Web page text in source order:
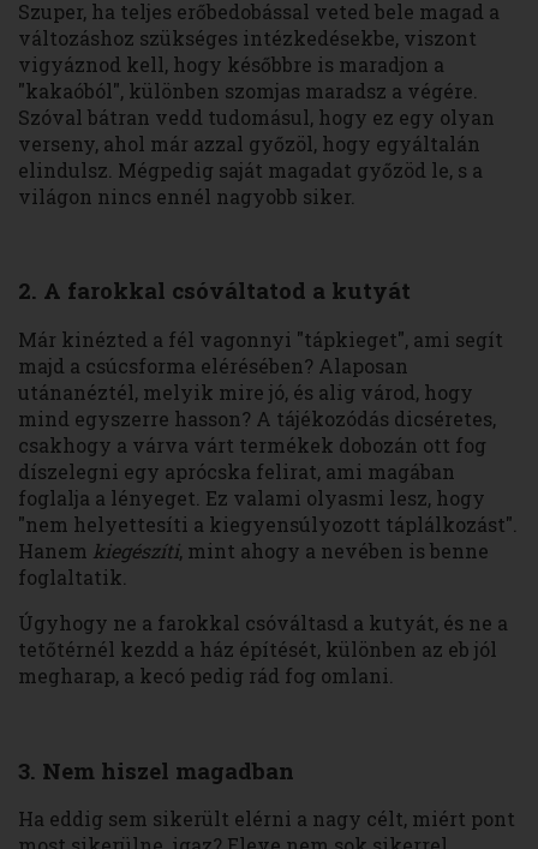
Szuper, ha teljes erőbedobással veted bele magad a
változáshoz szükséges intézkedésekbe, viszont
vigyáznod kell, hogy későbbre is maradjon a
"kakaóból", különben szomjas maradsz a végére.
Szóval bátran vedd tudomásul, hogy ez egy olyan
verseny, ahol már azzal győzöl, hogy egyáltalán
elindulsz. Mégpedig saját magadat győzöd le, s a
világon nincs ennél nagyobb siker.
2. A farokkal csóváltatod a kutyát
Már kinézted a fél vagonnyi "tápkieget", ami segít
majd a csúcsforma elérésében? Alaposan
utánanéztél, melyik mire jó, és alig várod, hogy
mind egyszerre hasson? A tájékozódás dicséretes,
csakhogy a várva várt termékek dobozán ott fog
díszelegni egy aprócska felirat, ami magában
foglalja a lényeget. Ez valami olyasmi lesz, hogy
"nem helyettesíti a kiegyensúlyozott táplálkozást".
Hanem kiegészíti, mint ahogy a nevében is benne
foglaltatik.
Úgyhogy ne a farokkal csóváltasd a kutyát, és ne a
tetőtérnél kezdd a ház építését, különben az eb jól
megharap, a kecó pedig rád fog omlani.
3. Nem hiszel magadban
Ha eddig sem sikerült elérni a nagy célt, miért pont